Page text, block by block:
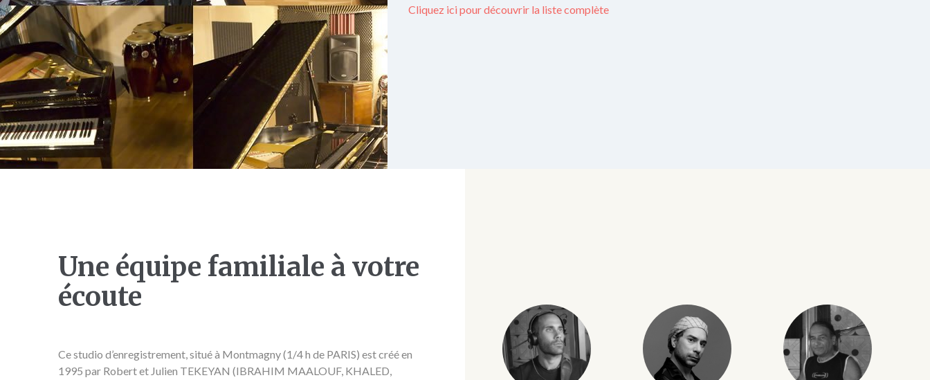
Cliquez ici pour découvrir la liste complète
Une équipe familiale à votre
écoute
Ce studio d’enregistrement, situé à Montmagny (1/4 h de PARIS) est créé en
1995 par Robert et Julien TEKEYAN (IBRAHIM MAALOUF, KHALED,